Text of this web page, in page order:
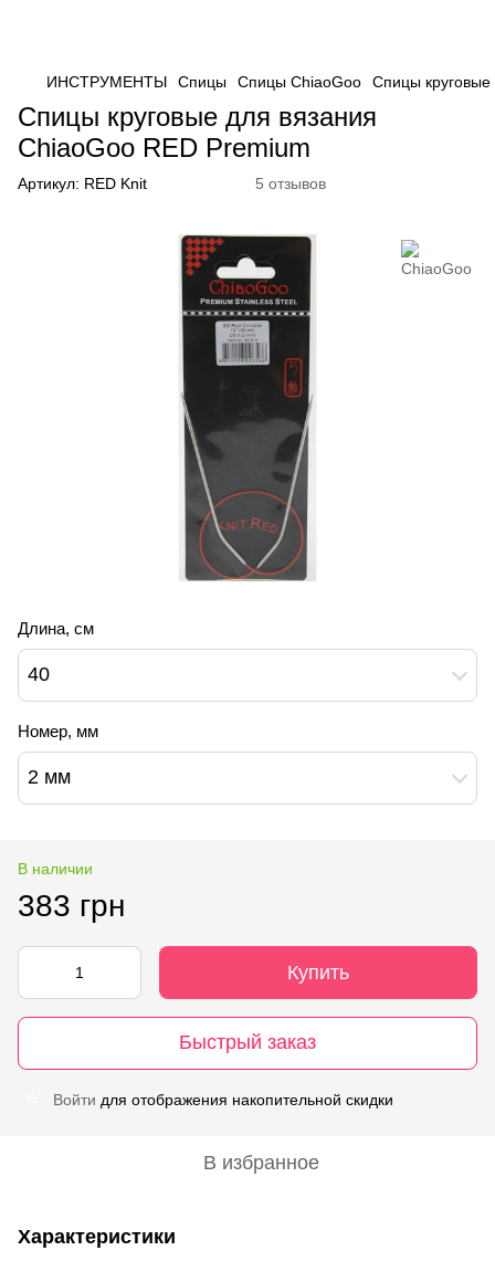
ИНСТРУМЕНТЫ Спицы Спицы ChiaoGoo Спицы круговые
Спицы круговые для вязания
ChiaoGoo RED Premium
Артикул: RED Knit 5 отзывов
Длина, см
40
Номер, мм
2 мм
В наличии
383 грн
Купить
Быстрый заказ
Войти для отображения накопительной скидки
В избранное
Характеристики